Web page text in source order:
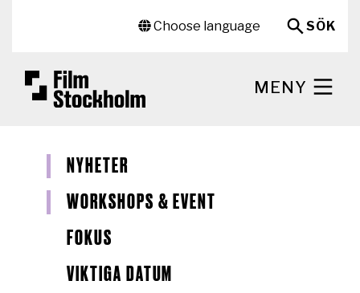
Choose language
SÖK
MENY
NYHETER
WORKSHOPS & EVENT
FOKUS
VIKTIGA DATUM